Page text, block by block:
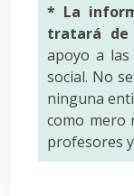
* La
tratará de
apoyo a
social. No
ninguna
como mero
profesores